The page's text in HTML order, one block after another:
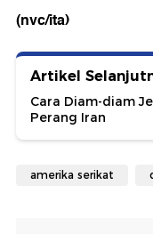
(nvc/ita)
Artikel
Cara Diam-diam
Perang Iran
amerika serikat